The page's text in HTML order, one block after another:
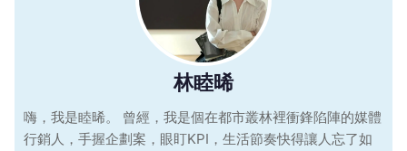
林睦晞
嗨，我是睦晞。 曾經，我是個在都市叢林裡衝鋒陷陣的媒體
行銷人，手握企劃案，眼盯KPI，生活節奏快得讓人忘了如